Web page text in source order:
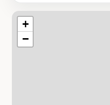
+
−